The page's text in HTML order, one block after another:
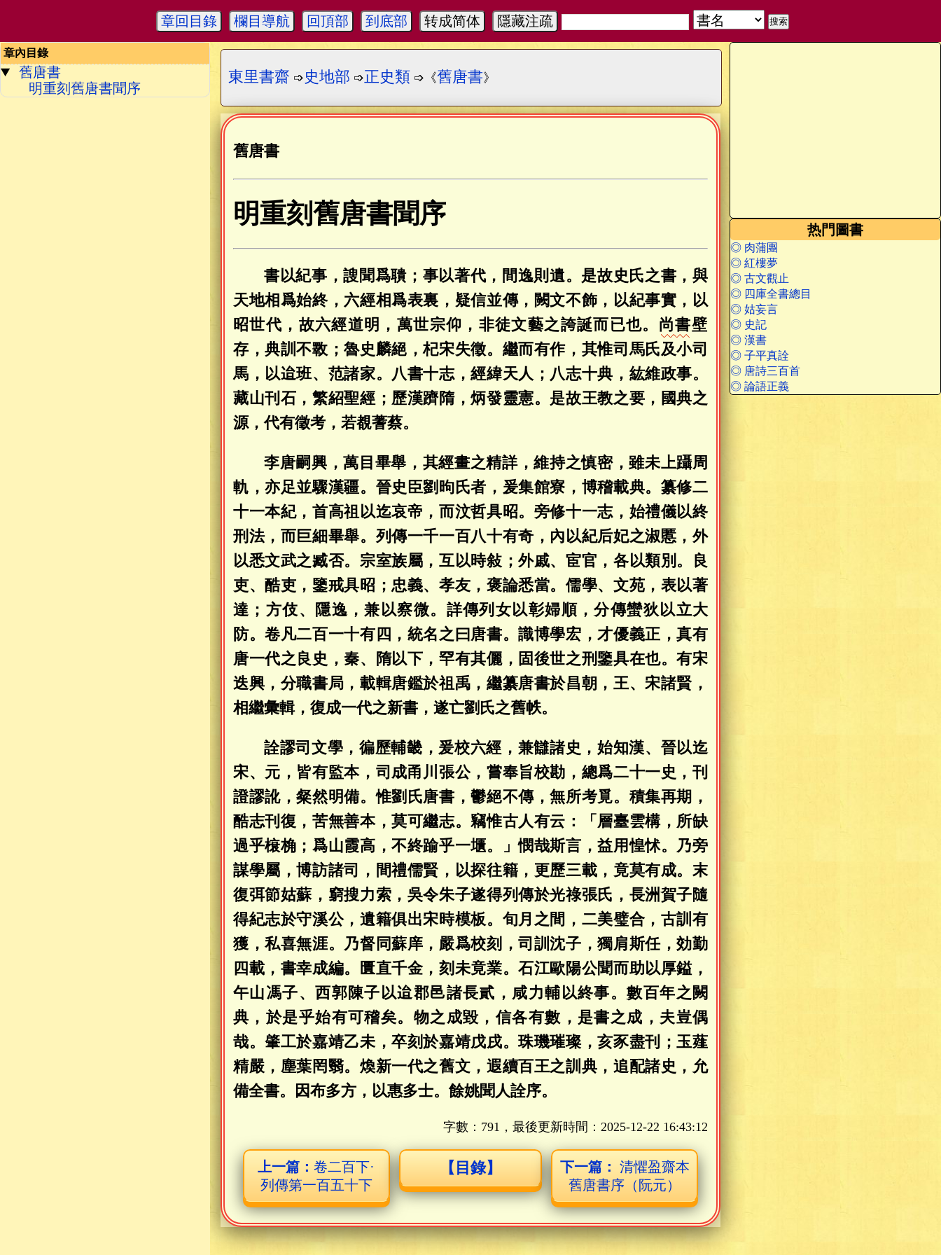
章回目錄 欄目導航 回頂部 到底部 转成简体 隱藏注疏
章內目錄
舊唐書
明重刻舊唐書聞序
热門圖書
◎ 肉蒲團
◎ 紅樓夢
◎ 古文觀止
◎ 四庫全書總目
◎ 姑妄言
◎ 史記
◎ 漢書
◎ 子平真詮
◎ 唐詩三百首
◎ 論語正義
東里書齋 ➩ 史地部 ➩正史類 ➩《舊唐書》
舊唐書
明重刻舊唐書聞序
書以紀事，謏聞爲聵；事以著代，間逸則遺。是故史氏之書，與
天地相爲始終，六經相爲表裏，疑信並傳，闕文不飾，以紀事實，以
昭世代，故六經道明，萬世宗仰，非徒文藝之誇誕而已也。 尚書壁
存，典訓不斁；魯史麟絕，杞宋失徵。繼而有作，其惟司馬氏及小司
馬，以迨班、范諸家。八書十志，經緯天人；八志十典，紘維政事。
藏山刊石，繁紹聖經；歷漢躋隋，炳發靈憲。是故王教之要，國典之
源，代有徵考，若覩蓍蔡。
李唐嗣興，萬目畢舉，其經畫之精詳，維持之慎密，雖未上躡周
軌，亦足並驟漢疆。晉史臣劉昫氏者，爰集館寮，博稽載典。纂修二
十一本紀，首高祖以迄哀帝，而汶哲具昭。旁修十一志，始禮儀以終
刑法，而巨細畢舉。列傳一千一百八十有奇，內以紀后妃之淑慝，外
以悉文武之臧否。宗室族屬，互以時敍；外戚、宦官，各以類別。良
吏、酷吏，鑒戒具昭；忠義、孝友，褒論悉當。儒學、文苑，表以著
達；方伎、隱逸，兼以察微。詳傳列女以彰婦順，分傳蠻狄以立大
防。卷凡二百一十有四，統名之曰唐書。識博學宏，才優義正，真有
唐一代之良史，秦、隋以下，罕有其儷，固後世之刑鑒具在也。有宋
迭興，分職書局，載輯唐鑑於祖禹，繼纂唐書於昌朝，王、宋諸賢，
相繼彙輯，復成一代之新書，遂亡劉氏之舊帙。
詮謬司文學，徧歷輔畿，爰校六經，兼讎諸史，始知漢、晉以迄
宋、元，皆有監本，司成甬川張公，嘗奉旨校勘，總爲二十一史，刊
證謬訛，粲然明備。惟劉氏唐書，鬱絕不傳，無所考覓。積集再期，
酷志刊復，苦無善本，莫可繼志。竊惟古人有云：「層臺雲構，所缺
過乎榱桷；爲山霞高，不終踰乎一㙺。」憫哉斯言，益用惶怵。乃旁
謀學屬，博訪諸司，間禮儒賢，以探往籍，更歷三載，竟莫有成。末
復弭節姑蘇，窮搜力索，吳令朱子遂得列傳於光祿張氏，長洲賀子隨
得紀志於守溪公，遺籍俱出宋時模板。旬月之間，二美璧合，古訓有
獲，私喜無涯。乃督同蘇庠，嚴爲校刻，司訓沈子，獨肩斯任，効勤
四載，書幸成編。匱直千金，刻未竟業。石江歐陽公聞而助以厚鎰，
午山馮子、西郭陳子以迨郡邑諸長貳，咸力輔以終事。數百年之闕
典，於是乎始有可稽矣。物之成毀，信各有數，是書之成，夫豈偶
哉。肇工於嘉靖乙未，卒刻於嘉靖戊戌。珠璣璀璨，亥豕盡刊；玉薤
精嚴，塵葉罔翳。煥新一代之舊文，遐續百王之訓典，追配諸史，允
備全書。因布多方，以惠多士。餘姚聞人詮序。
字數：791，最後更新時間： 2025-12-22 16:43:12
上一篇：卷二百下·
列傳第一百五十下
【目錄】 下一篇： 清懼盈齋本
舊唐書序（阮元）